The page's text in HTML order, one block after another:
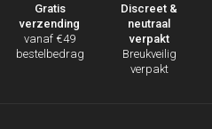
Gratis
verzending
vanaf €49
bestelbedrag
Discreet &
neutraal
verpakt
Breukveilig
verpakt